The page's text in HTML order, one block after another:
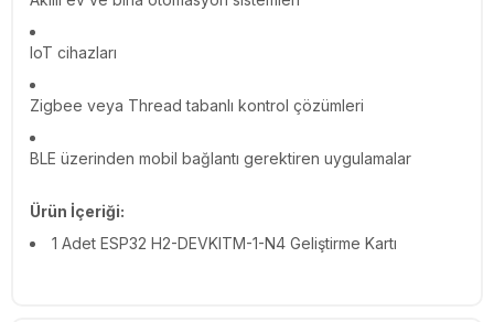
IoT cihazları
Zigbee veya Thread tabanlı kontrol çözümleri
BLE üzerinden mobil bağlantı gerektiren uygulamalar
Ürün İçeriği:
1 Adet ESP32 H2-DEVKITM-1-N4 Geliştirme Kartı